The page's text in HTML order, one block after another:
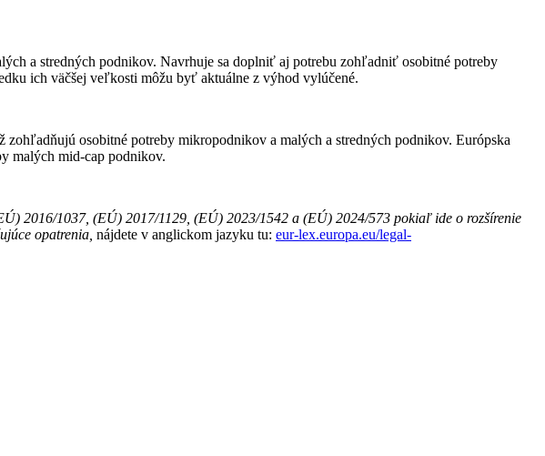
a stredných podnikov. Navrhuje sa doplniť aj potrebu zohľadniť osobitné potreby
ich väčšej veľkosti môžu byť aktuálne z výhod vylúčené.
osobitné potreby mikropodnikov a malých a stredných podnikov. Európska
malých mid-cap podnikov.
2016/1037, (EÚ) 2017/1129, (EÚ) 2023/1542 a (EÚ) 2024/573 pokiaľ ide o rozšírenie
opatrenia, nájdete v anglickom jazyku tu: eur-lex.europa.eu/legal-